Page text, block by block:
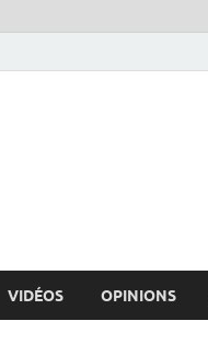
VIDÉOS OPINIONS